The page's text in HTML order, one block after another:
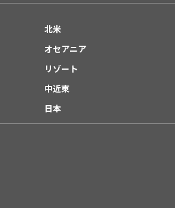
北米
オセアニア
リゾート
中近東
日本